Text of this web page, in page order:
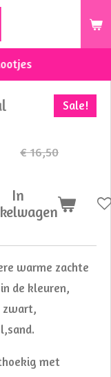
Sale!
€ 16,50
In
warme zachte
de kleuren,
zwart,
met